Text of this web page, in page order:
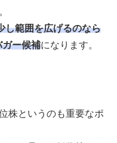
し範囲を広げるのなら
ガー候補になります。
株というのも重要なポ